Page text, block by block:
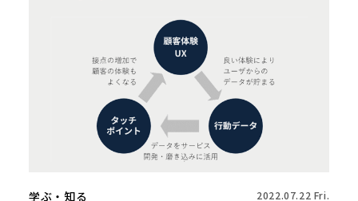
学ぶ・知る 2022.07.22 Fri.